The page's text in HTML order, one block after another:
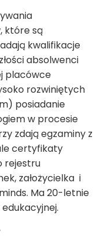
które są
kwalifikacje
absolwenci
placówce
rozwiniętych
posiadanie
w procesie
zdają egzaminy z
certyfikaty
rejestru
założycielka i
Ma 20-letnie